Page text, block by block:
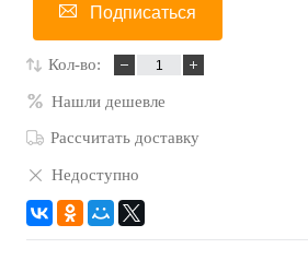
Подписаться
Кол-во:
Нашли дешевле
Рассчитать доставку
Недоступно